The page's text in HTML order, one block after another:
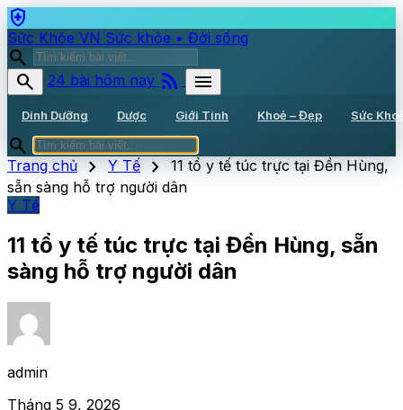
health_and_safety
Sức Khỏe VN Sức khỏe • Đời sống
search
search
24 bài hôm nay rss_feed menu
Dinh Dưỡng Dược Giới Tính Khoẻ – Đẹp Sức
search
Trang chủ chevron_right Y Tế chevron_right 11 tổ y tế túc trực tại Đền Hùng,
sẵn sàng hỗ trợ người dân
Y Tế
11 tổ y tế túc trực tại Đền Hùng, sẵn
sàng hỗ trợ người dân
admin
Tháng 5 9, 2026